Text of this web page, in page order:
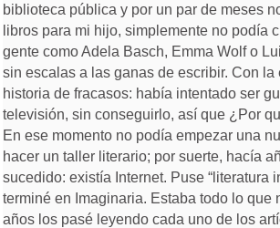
biblioteca pública y por un par de meses
libros para mi hijo, simplemente no podía
gente como Adela Basch, Emma Wolf o
sin escalas a las ganas de escribir. Con
historia de fracasos: había intentado ser
televisión, sin conseguirlo, así que ¿Por
En ese momento no podía empezar una
hacer un taller literario; por suerte, hacía
sucedido: existía Internet. Puse “literatura
terminé en Imaginaria. Estaba todo lo que
años los pasé leyendo cada uno de los